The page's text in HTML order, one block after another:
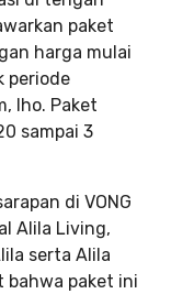
paket
harga mulai
periode
lho. Paket
sampai 3
di VONG
Alila Living,
serta Alila
bahwa paket ini